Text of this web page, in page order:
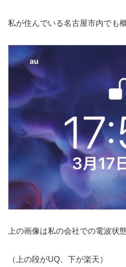
私が住んでいる名古屋市内でも
上の画像は私の会社での電波状
（上の段がUQ、下が楽天）